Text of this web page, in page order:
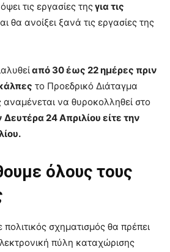
τις εργασίες τηςγια τις
θα ανοίξει ξανά τις εργασίες της
από 30 έως 22 ημέρες πριν
το Προεδρικό Διάταγμα
να θυροκολληθεί στο
Δευτέρα 24 Απριλίου είτε την
όλους τους
σχηματισμός θα πρέπει
πύλη καταχώρισης